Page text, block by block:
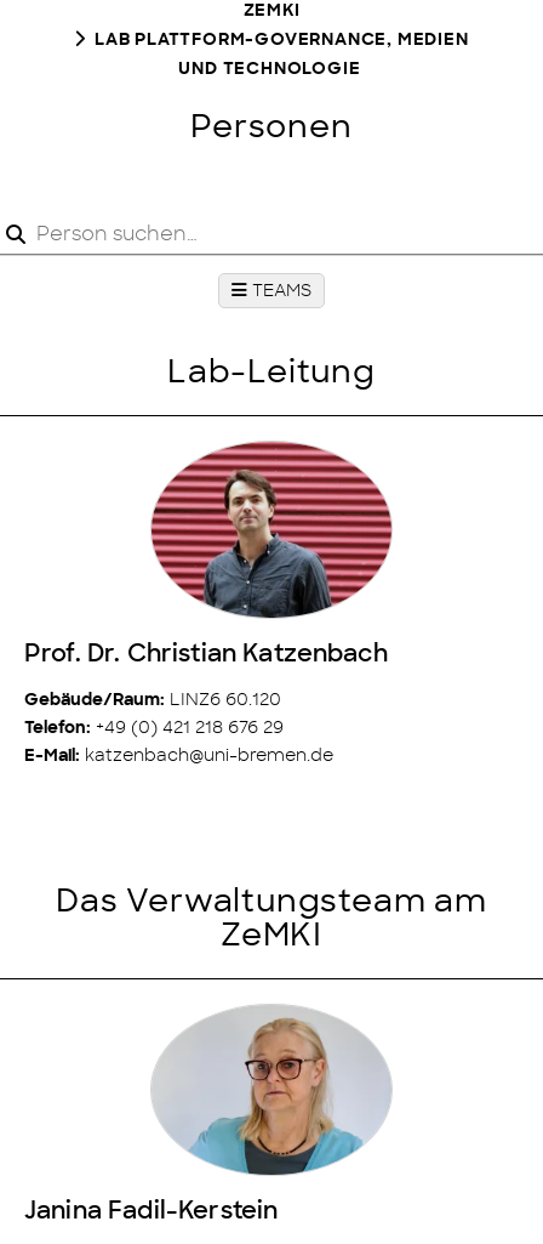
ZEMKI
LAB PLATTFORM-GOVERNANCE, MEDIEN
UND TECHNOLOGIE
Personen
TEAMS
Lab-Leitung
Prof. Dr. Christian Katzenbach
Gebäude/Raum: LINZ6 60.120
Telefon: +49 (0) 421 218 676 29
E-Mail: katzenbach@uni-bremen.de
Das Verwaltungsteam am
ZeMKI
Janina Fadil-Kerstein